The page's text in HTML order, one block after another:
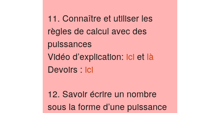
11. Connaître et utiliser les
règles de calcul avec des
puissances
Vidéo d’explication: ici et là
Devoirs : ici
12. Savoir écrire un nombre
sous la forme d’une puissance